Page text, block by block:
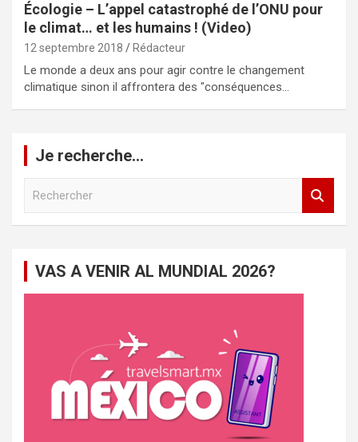
Écologie – L’appel catastrophé de l’ONU pour
le climat… et les humains ! (Video)
12 septembre 2018 Rédacteur
Le monde a deux ans pour agir contre le changement
climatique sinon il affrontera des "conséquences…
Je recherche…
VAS A VENIR AL MUNDIAL 2026?